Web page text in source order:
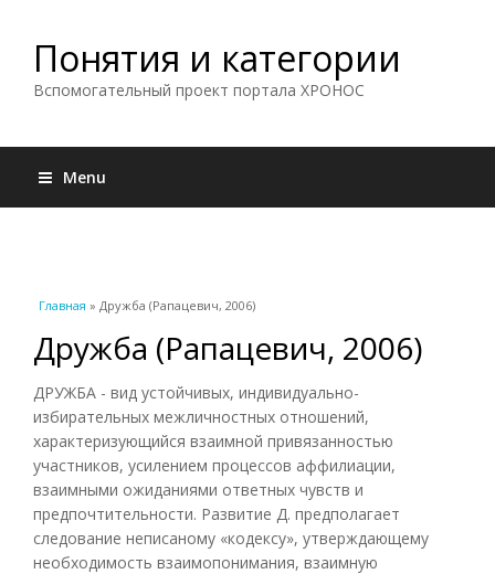
Понятия и категории
Вспомогательный проект портала ХРОНОС
Menu
Вы здесь
Главная » Дружба (Рапацевич, 2006)
Дружба (Рапацевич, 2006)
ДРУЖБА - вид устойчивых, индивидуально-
избирательных межличностных отношений,
характеризующийся взаимной привязанностью
участников, усилением процессов аффилиации,
взаимными ожиданиями ответных чувств и
предпочтительности. Развитие Д. предполагает
следование неписаному «кодексу», утверждающему
необходимость взаимопонимания, взаимную